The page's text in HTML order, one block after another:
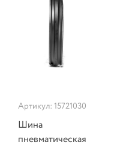
Артикул: 15721030
Шина
пневматическая